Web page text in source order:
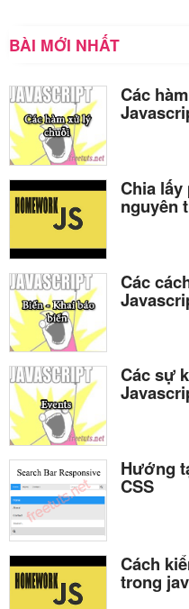
BÀI MỚI NHẤT
Các
Chia lấy
nguyên
Các
Các sự
Hướng
CSS
Cách
trong